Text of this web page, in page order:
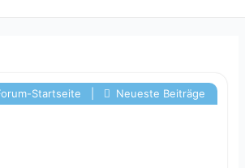
Startseite Neueste Beiträge